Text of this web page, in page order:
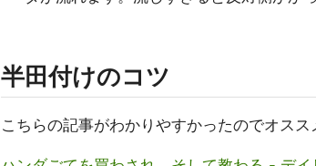
半田付けのコツ
こちらの記事がわかりやすかったのでオスス